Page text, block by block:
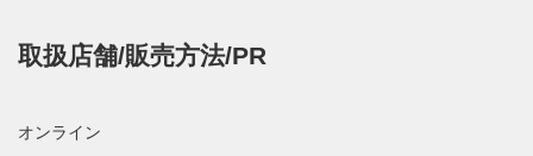
予定。価格は12,100円(税込)。 また新たな情報が入り次第、
取扱店舗/販売方法/PR
オンライン